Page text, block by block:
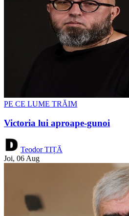
PE CE LUME TRĂIM
Victoria lui aproape-gunoi
Teodor TIȚĂ
Joi, 06 Aug